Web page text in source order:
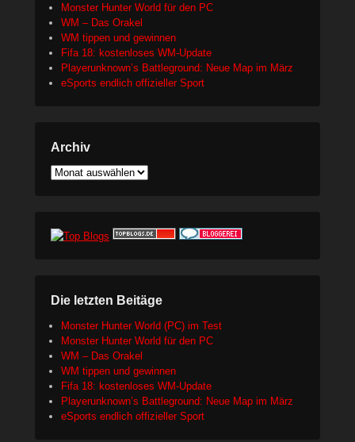
Monster Hunter World für den PC
WM – Das Orakel
WM tippen und gewinnen
Fifa 18: kostenloses WM-Update
Playerunknown’s Battleground: Neue Map im März
eSports endlich offizieller Sport
Archiv
Archiv
Die letzten Beitäge
Monster Hunter World (PC) im Test
Monster Hunter World für den PC
WM – Das Orakel
WM tippen und gewinnen
Fifa 18: kostenloses WM-Update
Playerunknown’s Battleground: Neue Map im März
eSports endlich offizieller Sport